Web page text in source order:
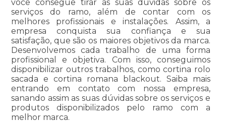
você consegue tirar as suas dúvidas sobre os
serviços do ramo, além de contar com os
melhores profissionais e instalações. Assim, a
empresa conquista sua confiança e sua
satisfação, que são os maiores objetivos da marca.
Desenvolvemos cada trabalho de uma forma
profissional e objetiva. Com isso, conseguimos
disponibilizar outros trabalhos, como cortina rolo
sacada e cortina romana blackout. Saiba mais
entrando em contato com nossa empresa,
sanando assim as suas dúvidas sobre os serviços e
produtos disponibilizados pelo ramo com a
melhor marca.